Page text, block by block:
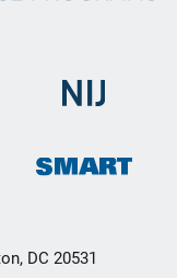
DC 20531